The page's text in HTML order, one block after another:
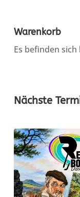
Warenkorb
Es befinden
Nächste